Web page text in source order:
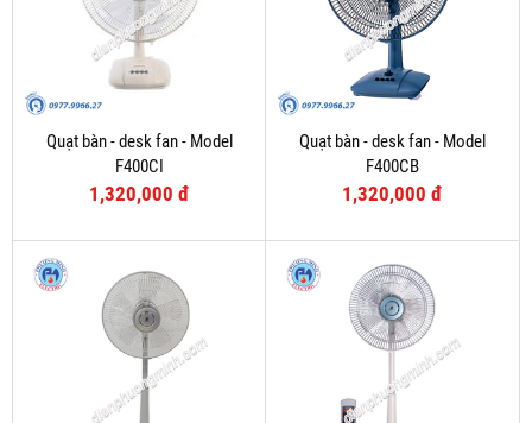
Quạt bàn - desk fan - Model
F400CI
1,320,000 đ
Quạt bàn - desk fan - Model
F400CB
1,320,000 đ